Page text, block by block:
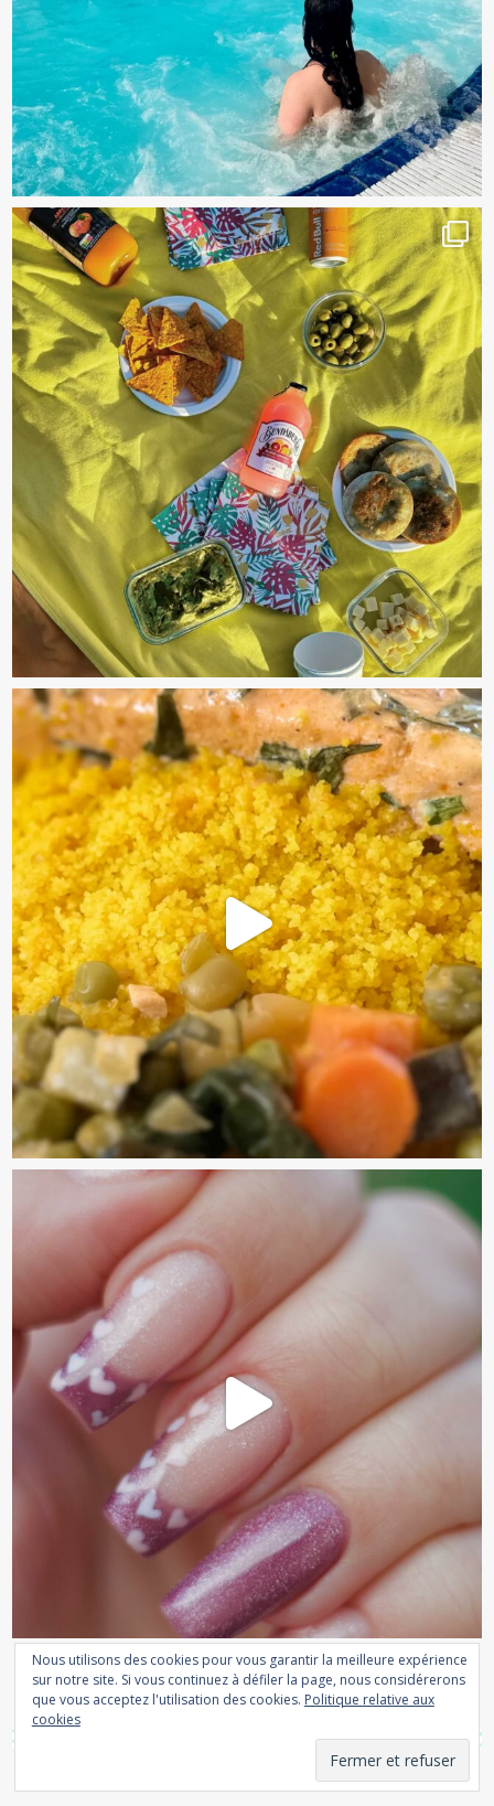
Afficher plus... Follow me
CATÉGORIES
Nous utilisons des cookies pour vous garantir la meilleure expérience
sur notre site. Si vous continuez à défiler la page, nous considérerons
que vous acceptez l'utilisation des cookies. Politique relative aux
cookies